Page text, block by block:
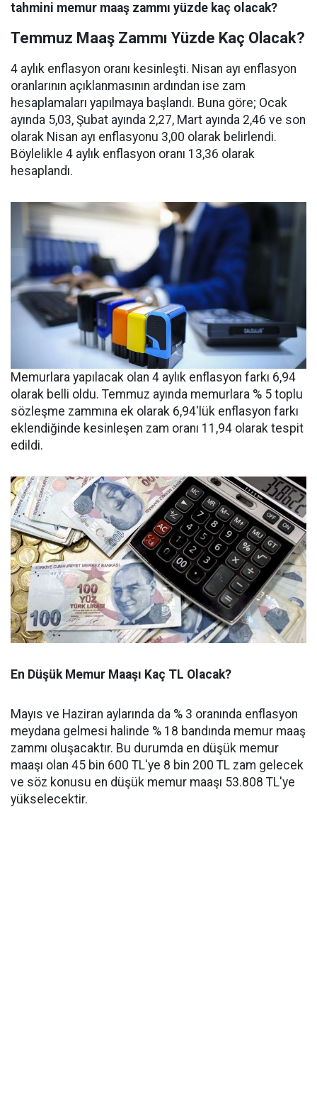
tahmini memur maaş zammı yüzde kaç olacak?
Temmuz Maaş Zammı Yüzde Kaç Olacak?
4 aylık enflasyon oranı kesinleşti. Nisan ayı enflasyon
oranlarının açıklanmasının ardından ise zam
hesaplamaları yapılmaya başlandı. Buna göre; Ocak
ayında 5,03, Şubat ayında 2,27, Mart ayında 2,46 ve son
olarak Nisan ayı enflasyonu 3,00 olarak belirlendi.
Böylelikle 4 aylık enflasyon oranı 13,36 olarak
hesaplandı.
Memurlara yapılacak olan 4 aylık enflasyon farkı 6,94
olarak belli oldu. Temmuz ayında memurlara % 5 toplu
sözleşme zammına ek olarak 6,94'lük enflasyon farkı
eklendiğinde kesinleşen zam oranı 11,94 olarak tespit
edildi.
En Düşük Memur Maaşı Kaç TL Olacak?
Mayıs ve Haziran aylarında da % 3 oranında enflasyon
meydana gelmesi halinde % 18 bandında memur maaş
zammı oluşacaktır. Bu durumda en düşük memur
maaşı olan 45 bin 600 TL'ye 8 bin 200 TL zam gelecek
ve söz konusu en düşük memur maaşı 53.808 TL'ye
yükselecektir.